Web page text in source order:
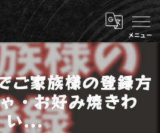
家族様の登録方
・お好み焼きわ
い...